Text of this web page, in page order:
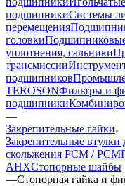
подшипникиСистемы
перемещения
головки
уплотнения, сальники
трансмиссии
подшипников
TEROSONФильтры и
подшипники
—
Закрепительные гайки
Закрепительные
скольжения PCM /
AHXСтопорные шайбы
—Стопорная гайка и